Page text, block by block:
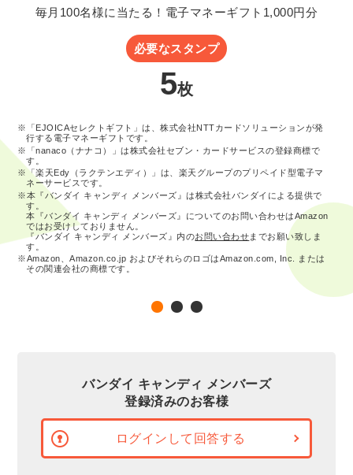
毎月100名様に当たる！電子マネーギフト1,000円分
必要なスタンプ
5枚
※「EJOICAセレクトギフト」は、株式会社NTTカードソリューションが発
行する電子マネーギフトです。
※「nanaco（ナナコ）」は株式会社セブン・カードサービスの登録商標で
す。
※「楽天Edy（ラクテンエディ）」は、楽天グループのプリペイド型電子マ
ネーサービスです。
※本『バンダイ キャンディ メンバーズ』は株式会社バンダイによる提供で
す。
本『バンダイ キャンディ メンバーズ』についてのお問い合わせはAmazon
ではお受けしておりません。
『バンダイ キャンディ メンバーズ』内のお問い合わせまでお願い致しま
す。
※Amazon、Amazon.co.jp およびそれらのロゴはAmazon.com, Inc. または
その関連会社の商標です。
バンダイ キャンディ メンバーズ
登録済みのお客様
ログインして回答する